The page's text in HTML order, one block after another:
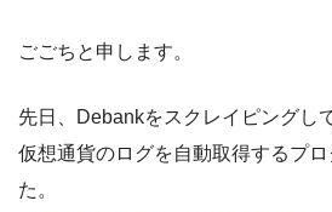
ごごちと申します。
先日、Debankをスクレイピングし
仮想通貨のログを自動取得するプ
た。